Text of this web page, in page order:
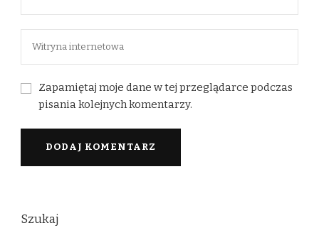
Zapamiętaj moje dane w tej przeglądarce podczas
pisania kolejnych komentarzy.
Szukaj